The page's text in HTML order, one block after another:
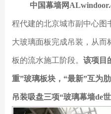
中国幕墙网
程代建的北京城市副中心图
大玻璃面板完成吊装，从而
板的流水施工阶段。 该项目
重”玻璃板块，“最新”互为
吊装吸盘三项“玻璃幕墙de世